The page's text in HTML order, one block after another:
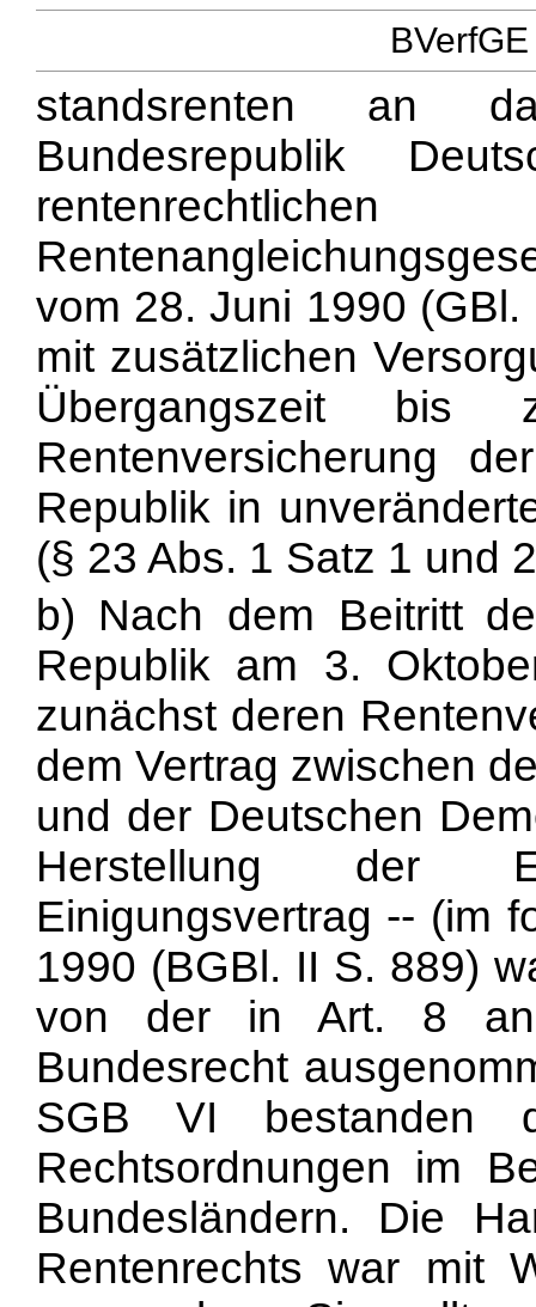
standsrenten an
Bundesrepublik
vom 28. Juni 1990
mit zusätzlichen
Übergangszeit
Rentenversicherung
Republik in
(§ 23 Abs. 1 Satz 1 und
b) Nach dem Beitritt
Republik am 3.
zunächst deren
dem Vertrag zwischen
und der Deutschen
Herstellung der
Einigungsvertrag -- (im
1990 (BGBl. II S. 889)
von der in Art. 8
Bundesrecht
SGB VI bestanden
Rechtsordnungen im
Bundesländern. Die
Rentenrechts war mit